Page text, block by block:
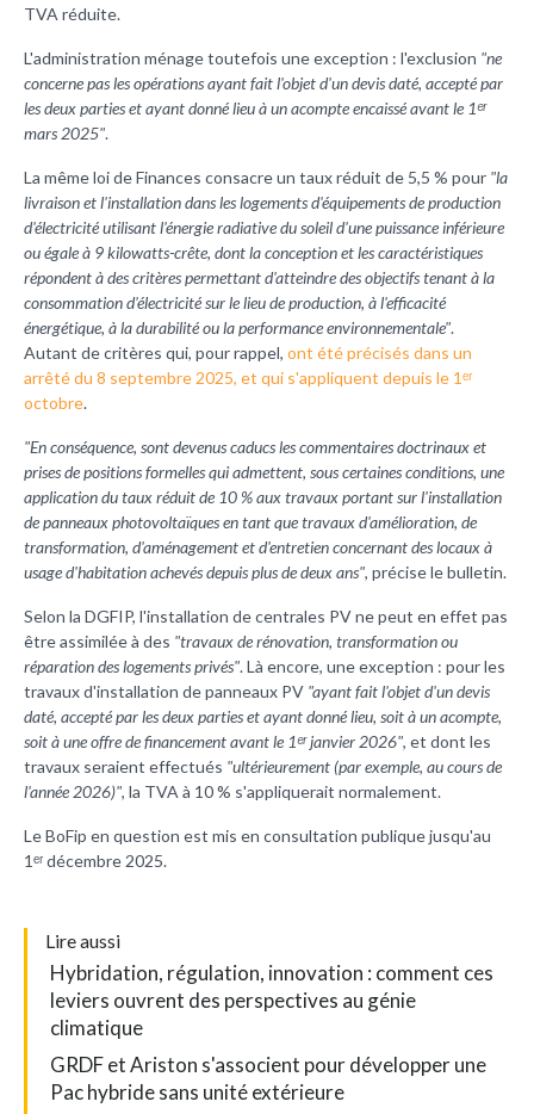
TVA réduite.
L'administration ménage toutefois une exception : l'exclusion "ne
concerne pas les opérations ayant fait l'objet d'un devis daté, accepté par
les deux parties et ayant donné lieu à un acompte encaissé avant le 1ᵉʳ
mars 2025".
La même loi de Finances consacre un taux réduit de 5,5 % pour "la
livraison et l'installation dans les logements d'équipements de production
d'électricité utilisant l'énergie radiative du soleil d'une puissance inférieure
ou égale à 9 kilowatts-crête, dont la conception et les caractéristiques
répondent à des critères permettant d'atteindre des objectifs tenant à la
consommation d'électricité sur le lieu de production, à l'efficacité
énergétique, à la durabilité ou la performance environnementale".
Autant de critères qui, pour rappel, ont été précisés dans un
arrêté du 8 septembre 2025, et qui s'appliquent depuis le 1ᵉʳ
octobre.
"En conséquence, sont devenus caducs les commentaires doctrinaux et
prises de positions formelles qui admettent, sous certaines conditions, une
application du taux réduit de 10 % aux travaux portant sur l'installation
de panneaux photovoltaïques en tant que travaux d'amélioration, de
transformation, d'aménagement et d'entretien concernant des locaux à
usage d'habitation achevés depuis plus de deux ans", précise le bulletin.
Selon la DGFIP, l'installation de centrales PV ne peut en effet pas
être assimilée à des "travaux de rénovation, transformation ou
réparation des logements privés". Là encore, une exception : pour les
travaux d'installation de panneaux PV "ayant fait l'objet d'un devis
daté, accepté par les deux parties et ayant donné lieu, soit à un acompte,
soit à une offre de financement avant le 1ᵉʳ janvier 2026", et dont les
travaux seraient effectués "ultérieurement (par exemple, au cours de
l'année 2026)", la TVA à 10 % s'appliquerait normalement.
Le BoFip en question est mis en consultation publique jusqu'au
1ᵉʳ décembre 2025.
Lire aussi
Hybridation, régulation, innovation : comment ces
leviers ouvrent des perspectives au génie
climatique
GRDF et Ariston s'associent pour développer une
Pac hybride sans unité extérieure